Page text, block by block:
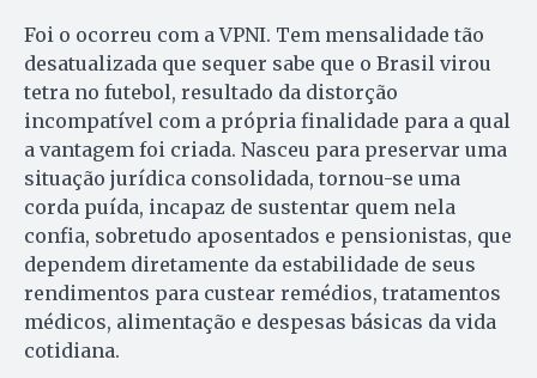
Foi o ocorreu com a VPNI. Tem mensalidade tão
desatualizada que sequer sabe que o Brasil virou
tetra no futebol, resultado da distorção
incompatível com a própria finalidade para a qual
a vantagem foi criada. Nasceu para preservar uma
situação jurídica consolidada, tornou-se uma
corda puída, incapaz de sustentar quem nela
confia, sobretudo aposentados e pensionistas, que
dependem diretamente da estabilidade de seus
rendimentos para custear remédios, tratamentos
médicos, alimentação e despesas básicas da vida
cotidiana.